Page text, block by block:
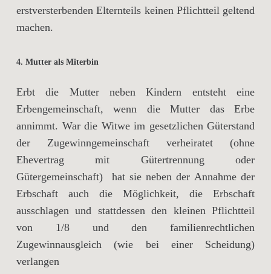
erstversterbenden Elternteils keinen Pflichtteil geltend
machen.
4. Mutter als Miterbin
Erbt die Mutter neben Kindern entsteht eine
Erbengemeinschaft, wenn die Mutter das Erbe
annimmt. War die Witwe im gesetzlichen Güterstand
der Zugewinngemeinschaft verheiratet (ohne
Ehevertrag mit Gütertrennung oder
Gütergemeinschaft) hat sie neben der Annahme der
Erbschaft auch die Möglichkeit, die Erbschaft
ausschlagen und stattdessen den kleinen Pflichtteil
von 1/8 und den familienrechtlichen
Zugewinnausgleich (wie bei einer Scheidung)
verlangen